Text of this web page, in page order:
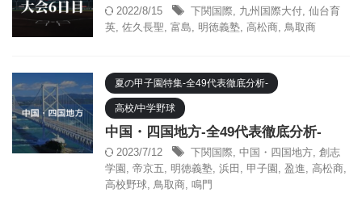
2022/8/15 下関国際, 九州国際大付, 仙台育
英, 佐久長聖, 富島, 明徳義塾, 高松商, 鳥取商
夏の甲子園特集-全49代表徹底分析-
高校/中学野球
中国・四国地方-全49代表徹底分析-
2023/7/12 下関国際, 中国・四国地方, 創志
学園 , 帝京五, 明徳義塾, 浜田 , 甲子園 , 盈進, 高松商,
高校野球, 鳥取商, 鳴門